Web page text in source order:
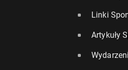
Linki
Artykuły